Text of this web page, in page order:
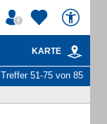
KARTE
Treffer 51-75 von 85